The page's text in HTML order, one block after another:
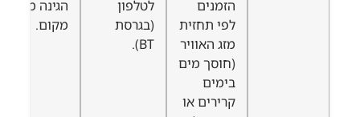
הזמנים
לפי תחזית
מזג האוויר
(חוסך מים
בימים
קרירים או
לטלפון
(בגרסת
BT).
הגינה מכל
מקום.